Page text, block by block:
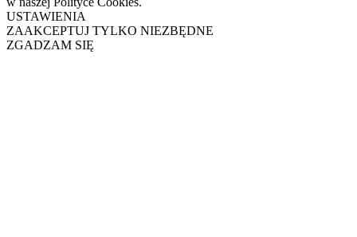
USTAWIENIA
ZAAKCEPTUJ TYLKO NIEZBĘDNE
ZGADZAM SIĘ